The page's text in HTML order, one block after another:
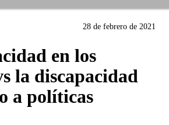
28 de febrero de 2021
en los
la discapacidad
a políticas